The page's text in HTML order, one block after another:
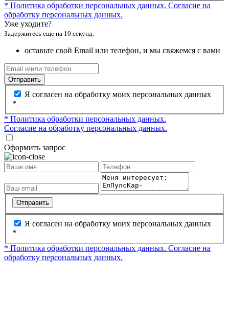
* Политика обработки персональных данных. Согласие на
обработку персональных данных.
Уже уходите?
Задержитесь еще на 10 секунд.
оставьте свой Email или телефон, и мы свяжемся с вами
Отправить
Я согласен на обработку моих персональных данных
*
* Политика обработки персональных данных.
Согласие на обработку персональных данных.
Оформить запрос
Отправить
Я согласен на обработку моих персональных данных
*
* Политика обработки персональных данных. Согласие на
обработку персональных данных.